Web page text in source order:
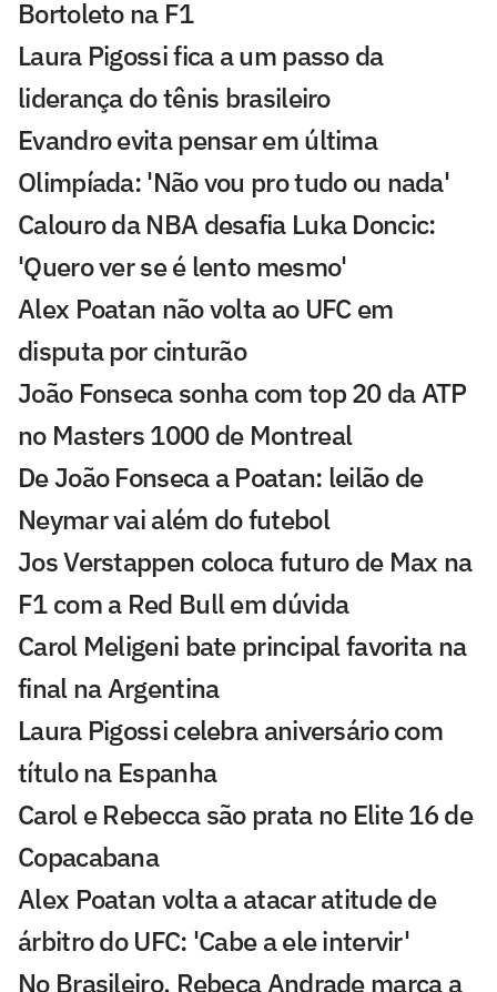
Bortoleto na F1
Laura Pigossi fica a um passo da
liderança do tênis brasileiro
Evandro evita pensar em última
Olimpíada: 'Não vou pro tudo ou nada'
Calouro da NBA desafia Luka Doncic:
'Quero ver se é lento mesmo'
Alex Poatan não volta ao UFC em
disputa por cinturão
João Fonseca sonha com top 20 da ATP
no Masters 1000 de Montreal
De João Fonseca a Poatan: leilão de
Neymar vai além do futebol
Jos Verstappen coloca futuro de Max na
F1 com a Red Bull em dúvida
Carol Meligeni bate principal favorita na
final na Argentina
Laura Pigossi celebra aniversário com
título na Espanha
Carol e Rebecca são prata no Elite 16 de
Copacabana
Alex Poatan volta a atacar atitude de
árbitro do UFC: 'Cabe a ele intervir'
No Brasileiro, Rebeca Andrade marca a